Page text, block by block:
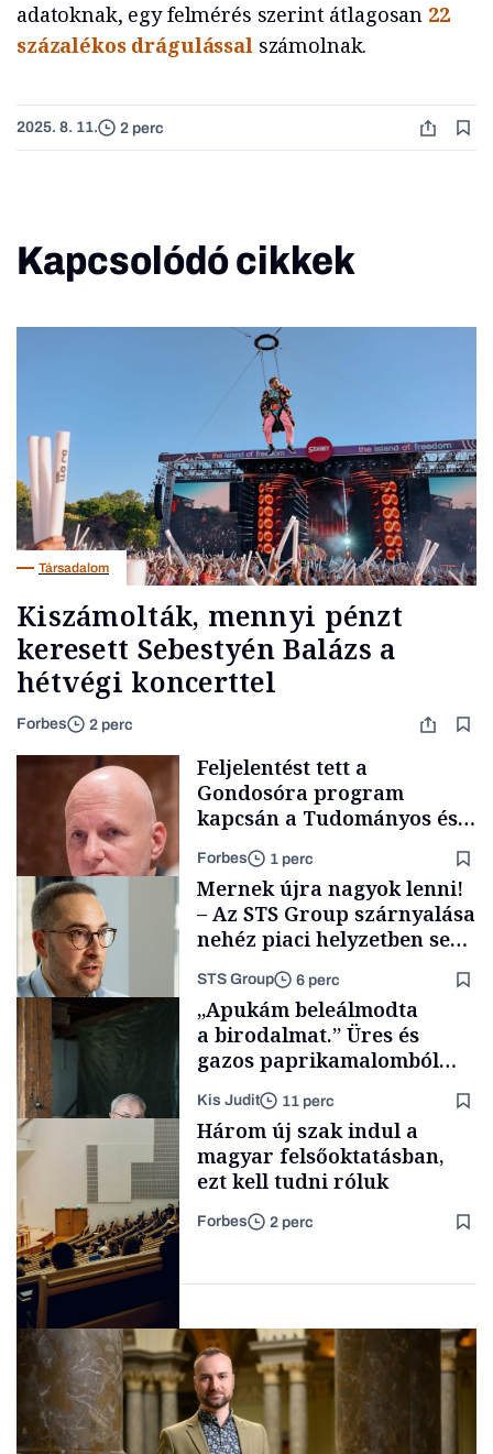
adatoknak, egy felmérés szerint átlagosan 22
százalékos drágulássalszámolnak.
2025. 8. 11. 2 perc
Kapcsolódó cikkek
Társadalom
Kiszámolták, mennyi pénzt
keresett Sebestyén Balázs a
hétvégi koncerttel
Forbes 2 perc
Politika
Feljelentést tett a
Gondosóra program
kapcsán a Tudományos és
Technológiai Miniszterium,
nem akármilyen gyanúval
Forbes 1 perc
Támogatói tartalom
Mernek újra nagyok lenni!
– Az STS Group szárnyalása
nehéz piaci helyzetben sem
STS Group 6 perc
Családi
vállalkozások
„Apukám beleálmodta
a birodalmat.” Üres és
gazos paprikamalomból
lett az igazi családi
fűszersztori
Kis Judit 11 perc
Társadalom
Három új szak indul a
magyar felsőoktatásban,
ezt kell tudni róluk
Forbes 2 perc